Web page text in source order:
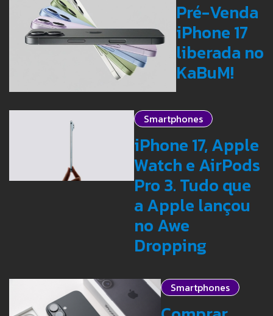
Pré-Venda
iPhone 17
liberada no
KaBuM!
Smartphones
iPhone 17, Apple
Watch e AirPods
Pro 3. Tudo que
a Apple lançou
no Awe
Dropping
Smartphones